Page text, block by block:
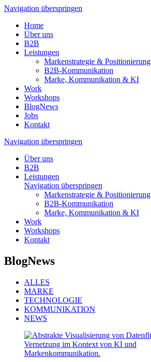
Navigation überspringen
Home
Über uns
B2B
Leistungen
Markenstrategie & Positionierung
B2B-Kommunikation
Marke, Kommunikation & KI
Work
Workshops
BlogNews
Jobs
Kontakt
Navigation überspringen
Über uns
B2B
Leistungen
Navigation überspringen
Markenstrategie & Positionierung
B2B-Kommunikation
Marke, Kommunikation & KI
Work
Workshops
Kontakt
BlogNews
ALLES
MARKE
TECHNOLOGIE
KOMMUNIKATION
NEWS